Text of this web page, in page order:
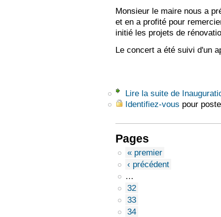
Monsieur le maire nous a
et en a profité pour
initié les projets de
Le concert a été suivi d'un
Lire la suitede
Identifiez-vous pour
Pages
« premier
‹ précédent
…
32
33
34